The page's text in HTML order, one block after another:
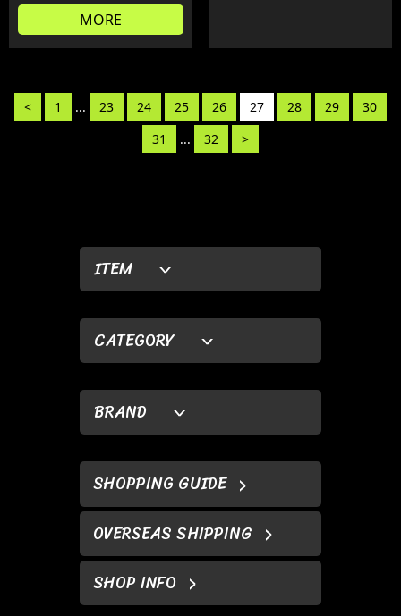
ITEM
CATEGORY
BRAND
SHOPPING GUIDE
OVERSEAS SHIPPING
SHOP INFO
MORE
< 1 ... 23 24 25 26 27 28 29
30
31
... 32 >